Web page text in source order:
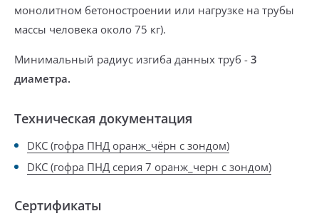
монолитном бетоностроении или нагрузке на трубы
массы человека около 75 кг).
Минимальный радиус изгиба данных труб - 3
диаметра.
Техническая документация
DKC (гофра ПНД оранж_чёрн с зондом)
DKC (гофра ПНД серия 7 оранж_черн с зондом)
Сертификаты